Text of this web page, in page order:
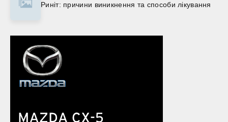
Риніт: причини виникнення та способи лікування